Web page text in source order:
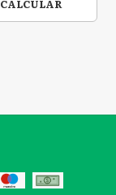
CALCULAR